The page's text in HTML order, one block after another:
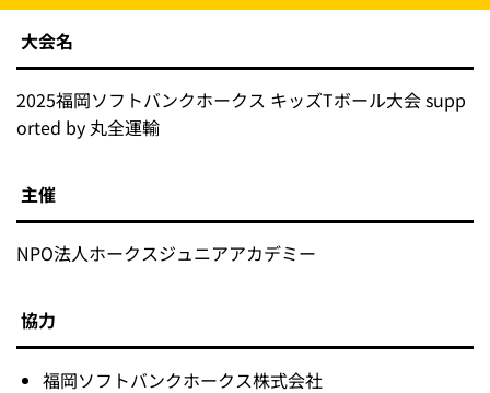
大会名
2025福岡ソフトバンクホークス キッズTボール大会 supp
orted by 丸全運輸
主催
NPO法人ホークスジュニアアカデミー
協力
福岡ソフトバンクホークス株式会社